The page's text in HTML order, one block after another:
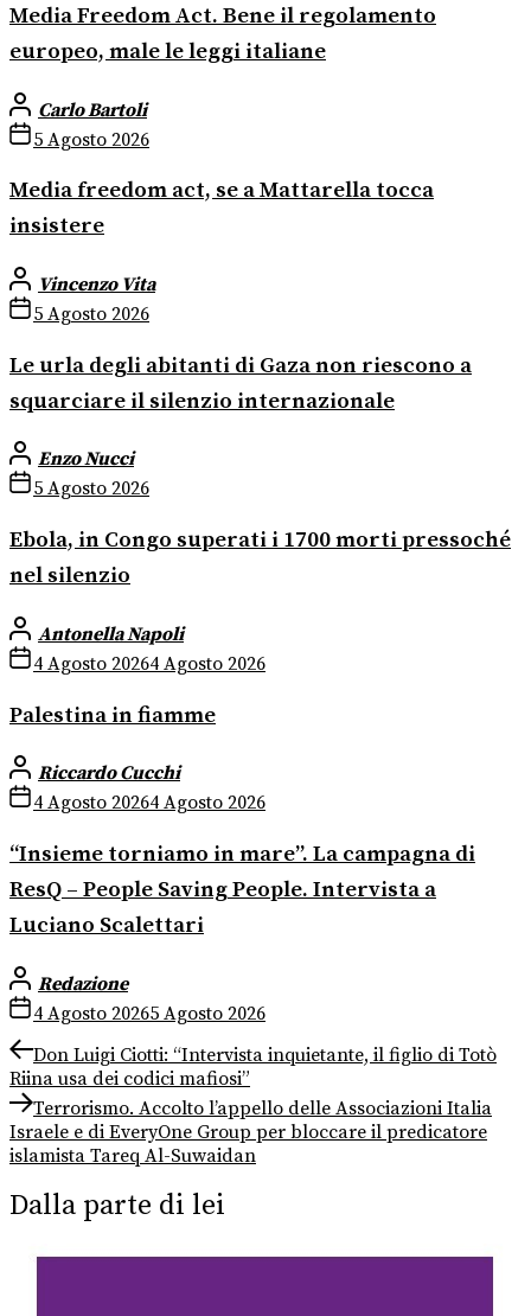
Media Freedom Act. Bene il regolamento
europeo, male le leggi italiane
Carlo Bartoli
5 Agosto 2026
Media freedom act, se a Mattarella tocca
insistere
Vincenzo Vita
5 Agosto 2026
Le urla degli abitanti di Gaza non riescono a
squarciare il silenzio internazionale
Enzo Nucci
5 Agosto 2026
Ebola, in Congo superati i 1700 morti pressoché
nel silenzio
Antonella Napoli
4 Agosto 20264 Agosto 2026
Palestina in fiamme
Riccardo Cucchi
4 Agosto 20264 Agosto 2026
“Insieme torniamo in mare”. La campagna di
ResQ – People Saving People. Intervista a
Luciano Scalettari
Redazione
4 Agosto 20265 Agosto 2026
Navigazione
articoli
Previous
post:
Don Luigi Ciotti: “Intervista inquietante, il figlio di Totò
Riina usa dei codici mafiosi”
Next
post:
Terrorismo. Accolto l’appello delle Associazioni Italia
Israele e di EveryOne Group per bloccare il predicatore
islamista Tareq Al-Suwaidan
Dalla parte di lei